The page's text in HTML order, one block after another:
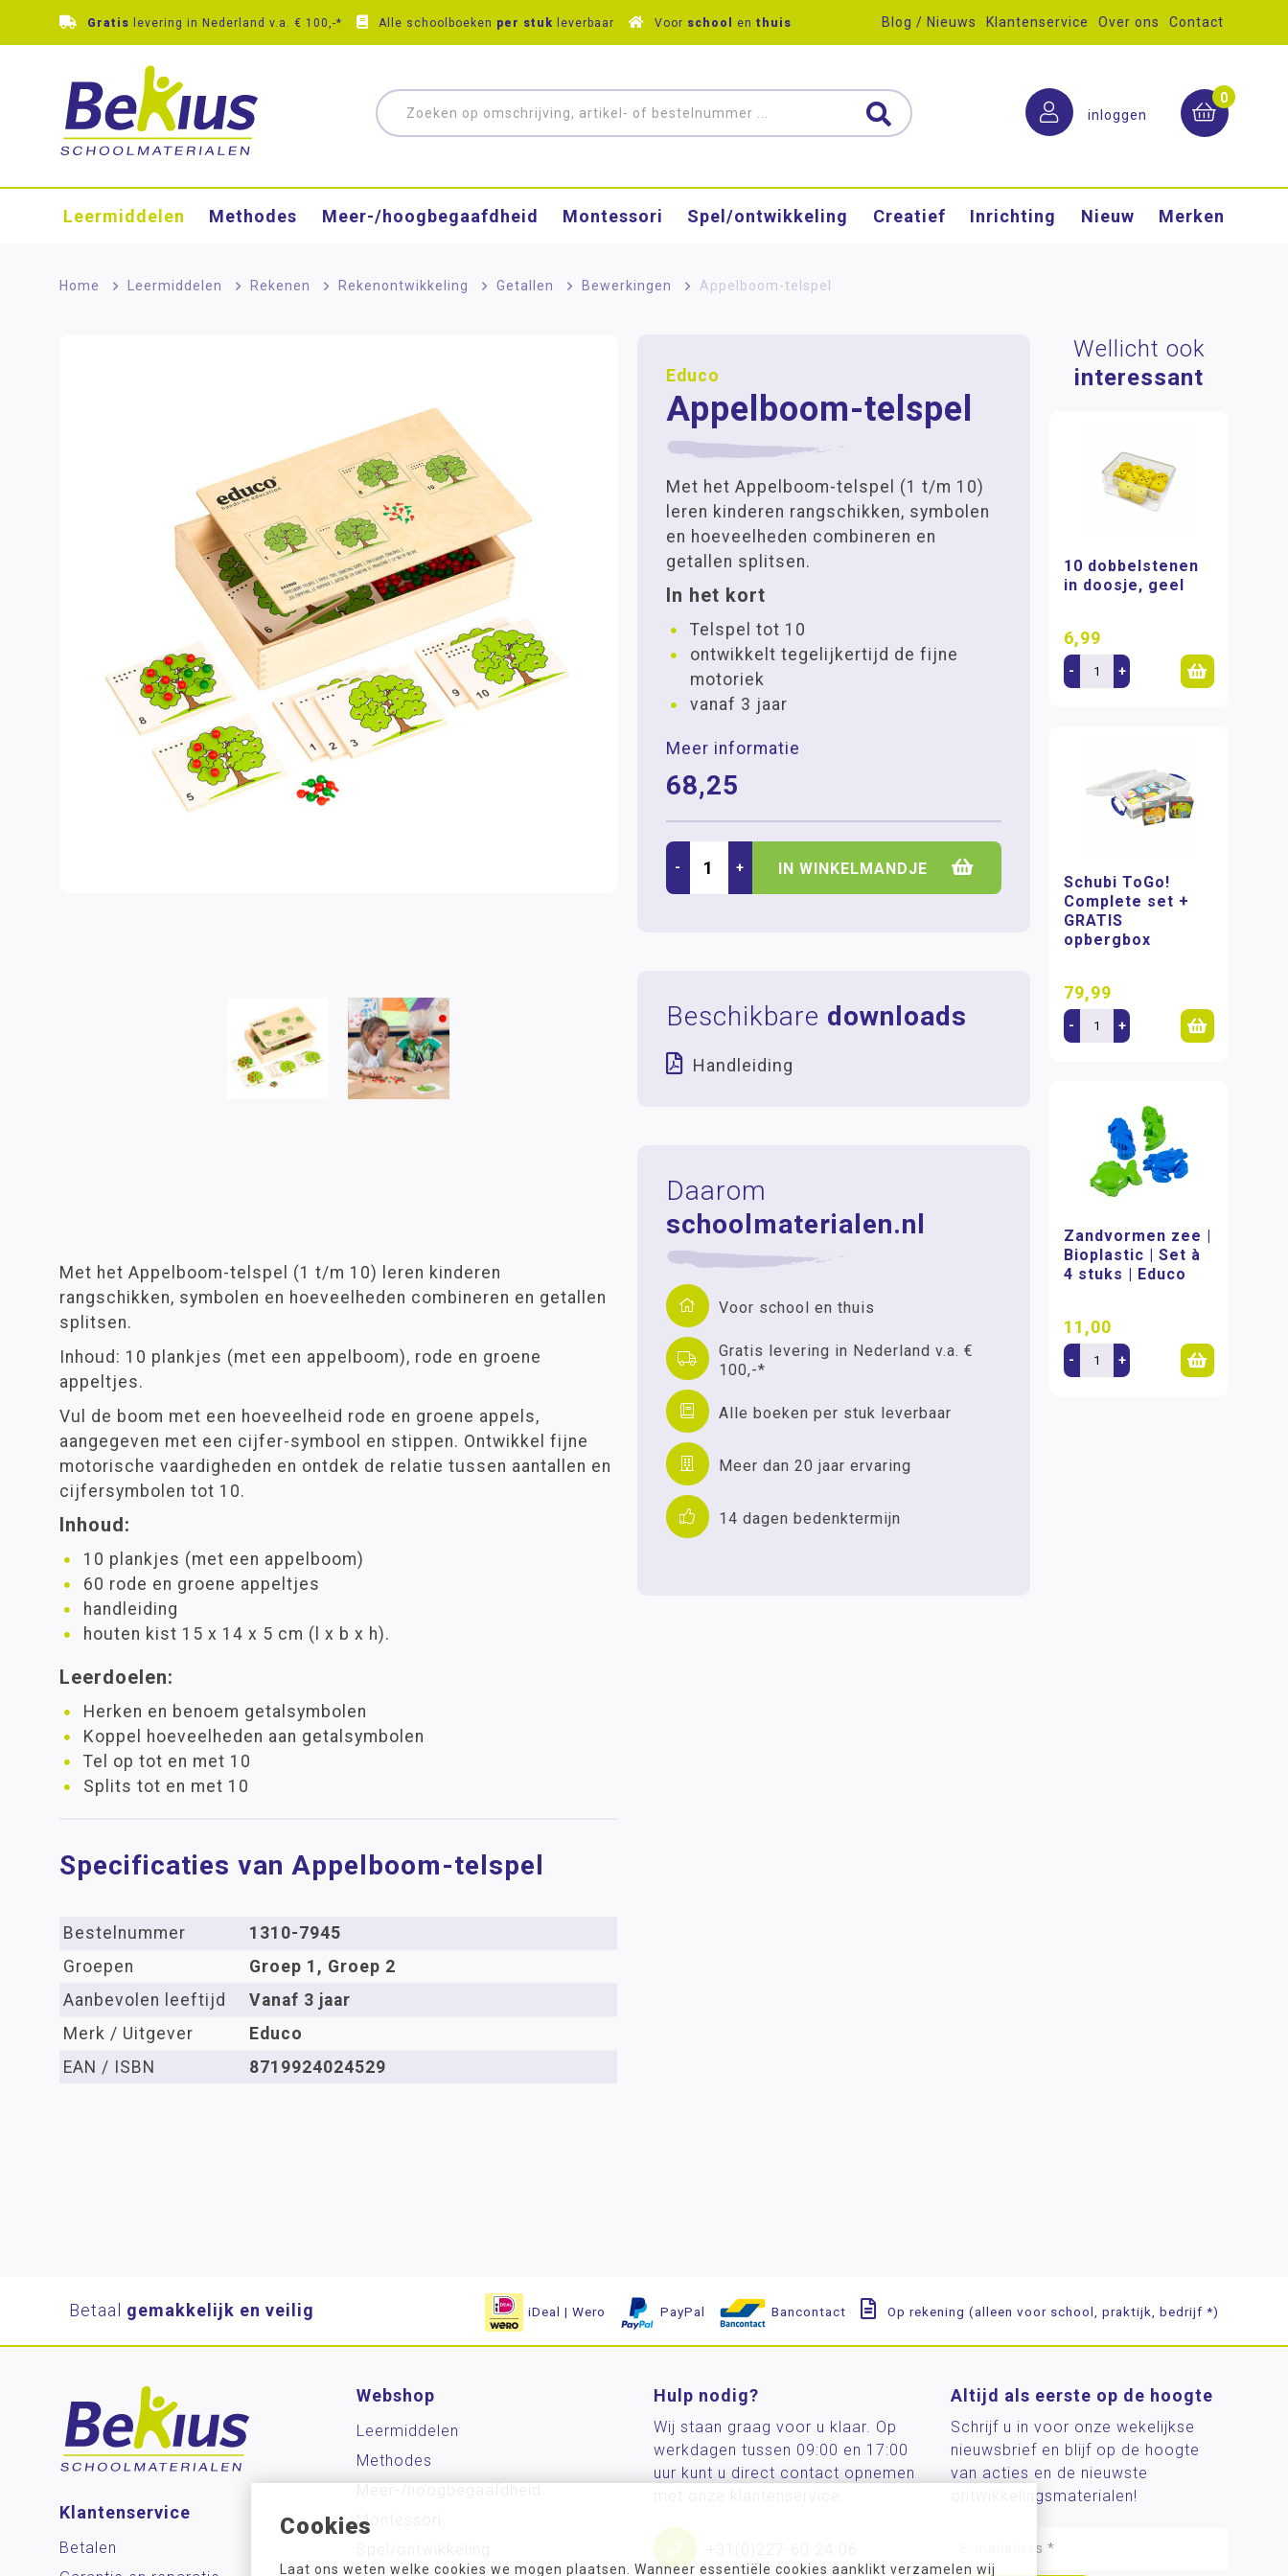
Cookies
Laat ons weten welke cookies we mogen plaatsen. Wanneer essentiële cookies aanklikt verzamelen wij
Gratis levering in Nederland v.a. € 100,-* Alle schoolboeken per stuk leverbaar Voor school en thuis Blog / Nieuws Klantenservice Over ons Contact
inloggen
0
Leermiddelen Methodes Meer-/hoog­begaafdheid Montessori Spel/ontwikkeling Creatief Inrichting Nieuw Merken
Home > Leermiddelen > Rekenen > Rekenontwikkeling > Getallen > Bewerkingen > Appelboom-telspel
Educo
Appelboom-telspel
Met het Appelboom-telspel (1 t/m 10)
leren kinderen rangschikken, symbolen
en hoeveelheden combineren en
getallen splitsen.
In het kort
Telspel tot 10
ontwikkelt tegelijkertijd de fijne
motoriek
vanaf 3 jaar
Meer informatie
68,25
- + IN WINKELMANDJE
Beschikbare downloads
Handleiding
Daarom
schoolmaterialen.nl
Voor school en thuis
Gratis levering in Nederland v.a. €
100,-*
Alle boeken per stuk leverbaar
Meer dan 20 jaar ervaring
14 dagen bedenktermijn
Met het Appelboom-telspel (1 t/m 10) leren kinderen
rangschikken, symbolen en hoeveelheden combineren en getallen
splitsen.
Inhoud: 10 plankjes (met een appelboom), rode en groene
appeltjes.
Vul de boom met een hoeveelheid rode en groene appels,
aangegeven met een cijfer-symbool en stippen. Ontwikkel fijne
motorische vaardigheden en ontdek de relatie tussen aantallen en
cijfersymbolen tot 10.
Inhoud:
10 plankjes (met een appelboom)
60 rode en groene appeltjes
handleiding
houten kist 15 x 14 x 5 cm (l x b x h).
Leerdoelen:
Herken en benoem getalsymbolen
Koppel hoeveelheden aan getalsymbolen
Tel op tot en met 10
Splits tot en met 10
Specificaties van Appelboom-telspel
Bestelnummer
1310-7945
Groepen
Groep 1, Groep 2
Aanbevolen leeftijd
Vanaf 3 jaar
Merk / Uitgever
Educo
EAN / ISBN
8719924024529
Wellicht ook
interessant
10 dobbelstenen
in doosje, geel
6,99
- +
Schubi ToGo!
Complete set +
GRATIS
opbergbox
79,99
- +
Zandvormen zee |
Bioplastic | Set à
4 stuks | Educo
11,00
- +
Betaal gemakkelijk en veilig iDeal | Wero PayPal Bancontact Op rekening (alleen voor school, praktijk, bedrijf *)
Klantenservice
Betalen
Webshop
Leermiddelen
Methodes
Montessori
Hulp nodig?
Wij staan graag voor u klaar. Op
werkdagen tussen 09:00 en 17:00
uur kunt u direct contact opnemen
Altijd als eerste op de hoogte
Schrijf u in voor onze wekelijkse
nieuwsbrief en blijf op de hoogte
van acties en de nieuwste
ontwikkelingsmaterialen!